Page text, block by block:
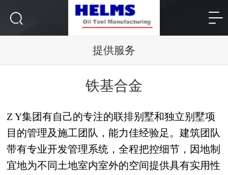
提供服务
铁基合金
Z Y集团有自己的专注的联排别墅和独立别墅项
目的管理及施工团队，能力佳经验足。建筑团队
带有专业开发管理系统，全程把控细节，因地制
宜地为不同土地室内室外的空间提供具有实用性